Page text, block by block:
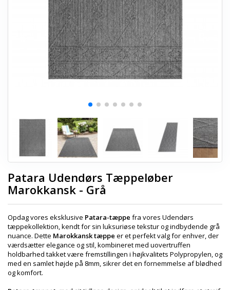
HAVEMØBLER
ENTREMØBLER
SPAR PENGE PÅ UDVALGTE VARER
Patara Udendørs Tæppeløber
Marokkansk - Grå
Opdag vores eksklusive Patara-tæppe fra vores Udendørs
tæppekollektion, kendt for sin luksuriøse tekstur og indbydende grå
nuance. Dette Marokkansk tæppe er et perfekt valg for enhver, der
værdsætter elegance og stil, kombineret med uovertruffen
holdbarhed takket være fremstillingen i højkvalitets Polypropylen, og
med en samlet højde på 8mm, sikrer det en fornemmelse af blødhed
og komfort.